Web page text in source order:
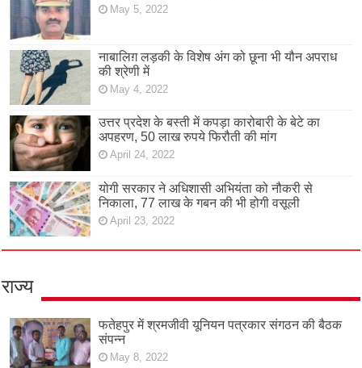
May 5, 2022
नाबालिग़ लड़की के विशेष अंग को छूना भी यौन अपराध
की श्रेणी में
May 4, 2022
उत्तर प्रदेश के बस्ती में कपड़ा कारोबारी के बेटे का
अपहरण, 50 लाख रुपये फिरौती की मांग
April 24, 2022
योगी सरकार ने अधिशासी अभियंता को नौकरी से
निकाला, 77 लाख के गबन की भी होगी वसूली
April 23, 2022
राज्य
फतेहपुर में श्रमजीवी यूनियन पत्रकार संगठन की बैठक
संपन्न
May 8, 2022